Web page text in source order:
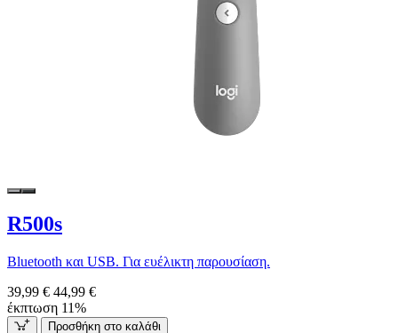
R500s
Bluetooth και USB. Για ευέλικτη παρουσίαση.
39,99 € 44,99 €
έκπτωση 11%
Προσθήκη στο καλάθι